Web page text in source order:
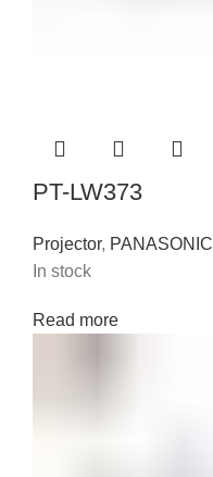
PT-LW373
Projector, PANASONIC
In stock
Read more